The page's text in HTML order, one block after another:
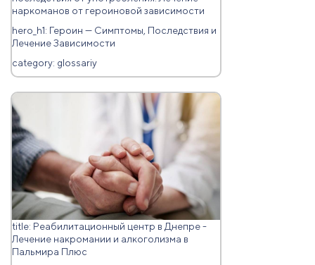
наркоманов от героиновой зависимости
hero_h1: Героин — Симптомы, Последствия и
Лечение Зависимости
category: glossariy
title: Реабилитационный центр в Днепре -
Лечение накромании и алкоголизма в
Пальмира Плюс